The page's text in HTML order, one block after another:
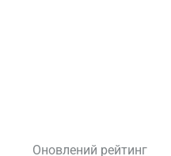
Оновлений рейтинг